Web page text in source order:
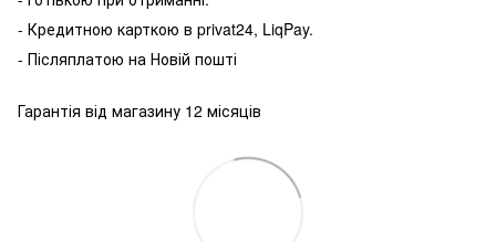
- Кредитною карткою в privat24, LiqPay.
- Післяплатою на Новій пошті
Гарантія від магазину 12 місяців